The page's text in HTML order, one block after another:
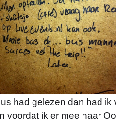
had gelezen dan had
voordat ik er mee naar